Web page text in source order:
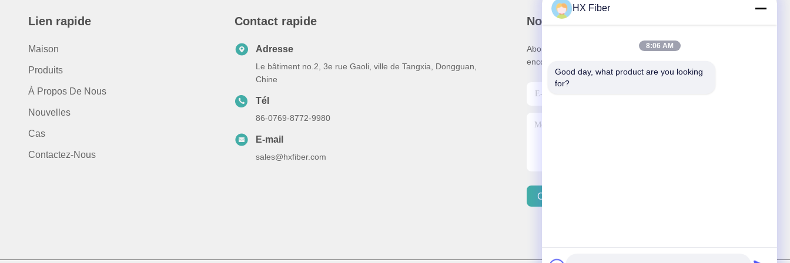
Lien rapide
Maison
Produits
À Propos De Nous
Nouvelles
Cas
Contactez-Nous
Contact rapide
Adresse
Le bâtiment no.2, 3e rue Gaoli, ville de Tangxia, Dongguan,
Chine
Tél
86-0769-8772-9980
E-mail
sales@hxfiber.com
Notre newsletter
Abonnez-vous à notre newsletter pour des réductions et plus
encore.
Contactez-Nous
HX Fiber
8:06 AM
Good day, what product are you looking
for?